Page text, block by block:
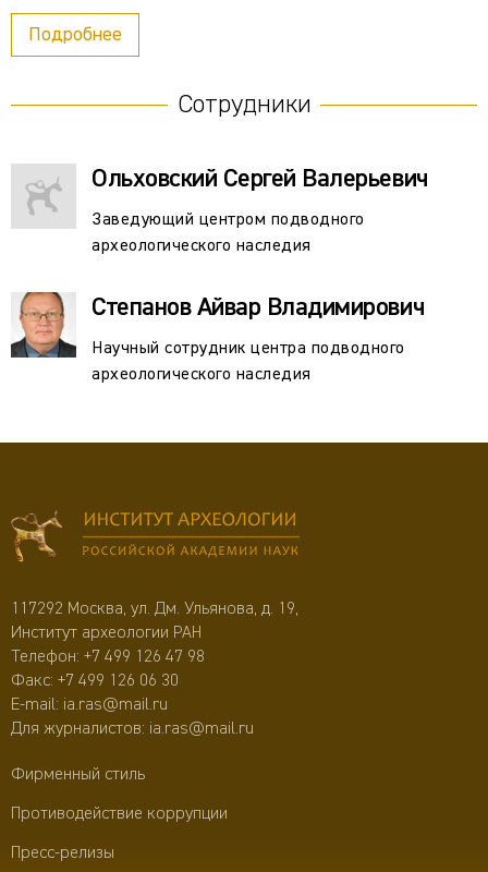
исследования в Керченском проливе и Волхов-
Ильменском бассейне, а также спасательные работы в
Северный поток-2, Южный/Турецкий поток, Крымский
Крым, автомагистраль Москва – Санкт-Петербург,
морской порт Тамань и т.д.
Сотрудники Центра имеют профессиональные
водолазные квалификации, в т.ч. водолазный
Подробнее
Сотрудники
Ольховский Сергей Валерьевич
Заведующий центром подводного
археологического наследия
Степанов Айвар Владимирович
Научный сотрудник центра подводного
археологического наследия
117292 Москва, ул. Дм. Ульянова, д. 19,
Институт археологии РАН
Телефон: +7 499 126 47 98
Факс: +7 499 126 06 30
E-mail: ia.ras@mail.ru
Для журналистов: ia.ras@mail.ru
Фирменный стиль
Противодействие коррупции
Пресс-релизы